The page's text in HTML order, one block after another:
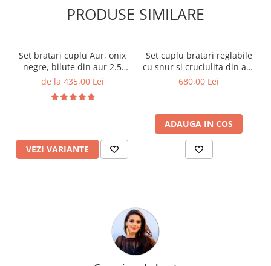
PRODUSE SIMILARE
Set bratari cuplu Aur, onix
negre, bilute din aur 2.5
mm si cruciulita din aur
de la 435,00 Lei
VEZI VARIANTE
Set cuplu bratari reglabile
cu snur si cruciulita din aur
14K - Mesaj gravat
680,00 Lei
ADAUGA IN COS